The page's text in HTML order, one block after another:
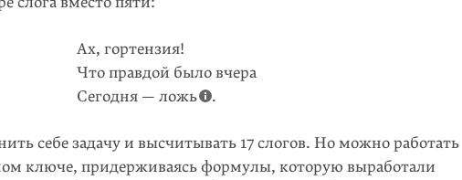
Ах, гортензия!
Что правдой было вчера
Сегодня — ложь
.
себе задачу и высчитывать 17 слогов. Но можно работать
ключе, придерживаясь формулы, которую выработали